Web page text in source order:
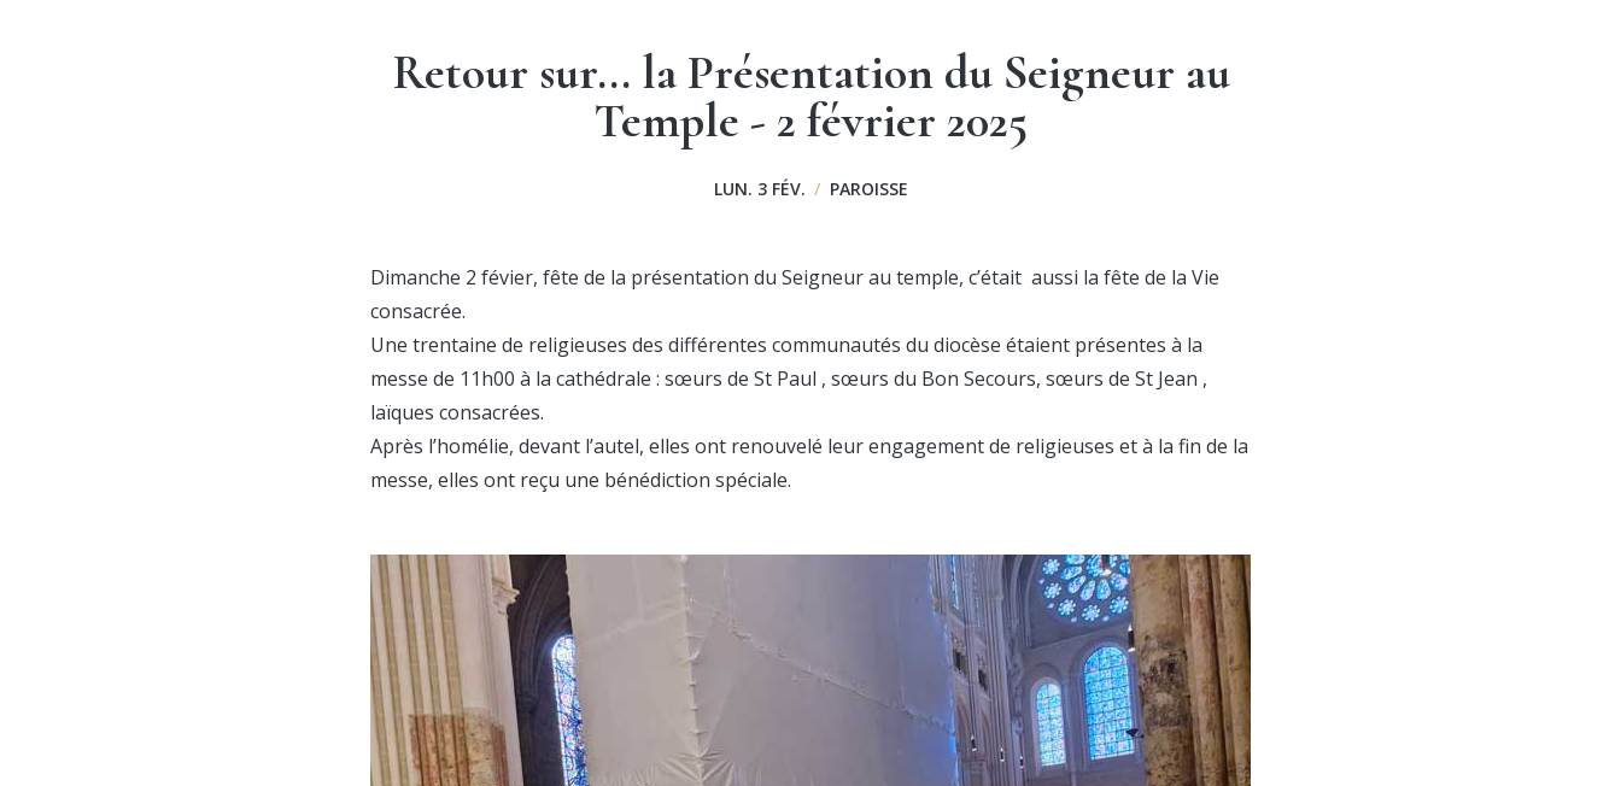
Retour sur... la Présentation du Seigneur au
Temple - 2 février 2025
LUN. 3 FÉV. / PAROISSE
Dimanche 2 févier, fête de la présentation du Seigneur au temple, c’était aussi la fête de la Vie
consacrée.
Une trentaine de religieuses des différentes communautés du diocèse étaient présentes à la
messe de 11h00 à la cathédrale : sœurs de St Paul , sœurs du Bon Secours, sœurs de St Jean ,
laïques consacrées.
Après l’homélie, devant l’autel, elles ont renouvelé leur engagement de religieuses et à la fin de la
messe, elles ont reçu une bénédiction spéciale.